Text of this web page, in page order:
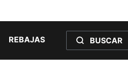
REBAJAS BUSCAR